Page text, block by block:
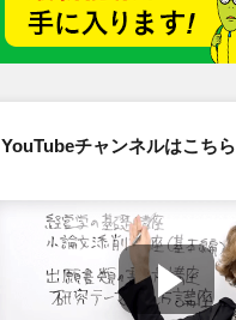
YouTubeチャンネルはこちら